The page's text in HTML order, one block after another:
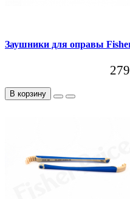
Заушники для оправы
В корзину